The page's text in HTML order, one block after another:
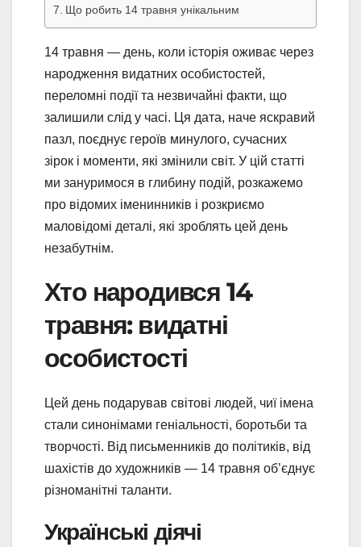
Що робить 14 травня унікальним
14 травня — день, коли історія оживає через
народження видатних особистостей,
переломні події та незвичайні факти, що
залишили слід у часі. Ця дата, наче яскравий
пазл, поєднує героїв минулого, сучасних
зірок і моменти, які змінили світ. У цій статті
ми зануримося в глибину подій, розкажемо
про відомих іменинників і розкриємо
маловідомі деталі, які зроблять цей день
незабутнім.
Хто народився 14
травня: видатні
особистості
Цей день подарував світові людей, чиї імена
стали синонімами геніальності, боротьби та
творчості. Від письменників до політиків, від
шахістів до художників — 14 травня об’єднує
різноманітні таланти.
Українські діячі